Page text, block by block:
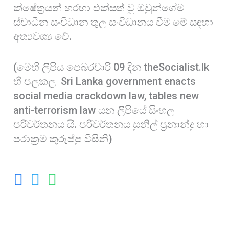
ක්ෂේත්‍රයන් හරහා එක්සත් වූ ඔවුන්ගේම
ස්වාධීන සංවිධාන තුල සංවිධානය වීම මේ සඳහා
අත්‍යවශ්‍ය වේ.
(මෙහි ලිපිය පෙබරවාරි 09 දින theSocialist.lk
හි පලකල Sri Lanka government enacts
social media crackdown law, tables new
anti-terrorism law යන ලිපියේ සිංහල
පරිවර්තනය යි. පරිවර්තනය සුනිල් ප්‍රනාන්දු හා
පරාක්‍රම කුරුප්පු විසිනි)